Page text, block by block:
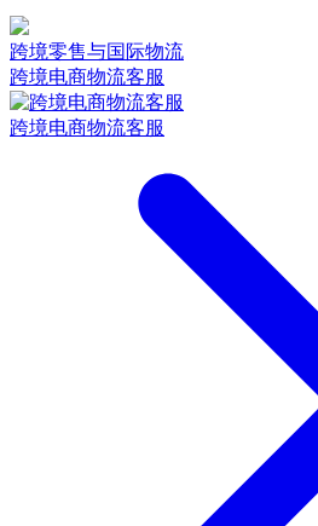
跨境零售与国际物流
跨境电商物流客服
跨境电商物流客服